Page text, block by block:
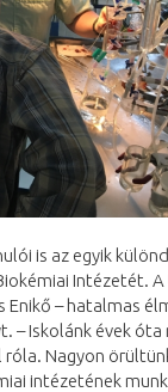
is az egyik
Intézetét.
Enikő – hatalmas
– Iskolánk évek óta
Nagyon
intézetének